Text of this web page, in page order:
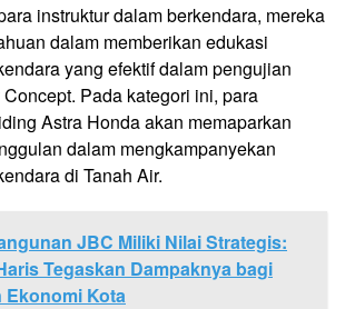
instruktur dalam berkendara, mereka
dalam memberikan edukasi
yang efektif dalam pengujian
Pada kategori ini, para
Astra Honda akan memaparkan
dalam mengkampanyekan
di Tanah Air.
JBC Miliki Nilai Strategis:
Tegaskan Dampaknya bagi
Ekonomi Kota